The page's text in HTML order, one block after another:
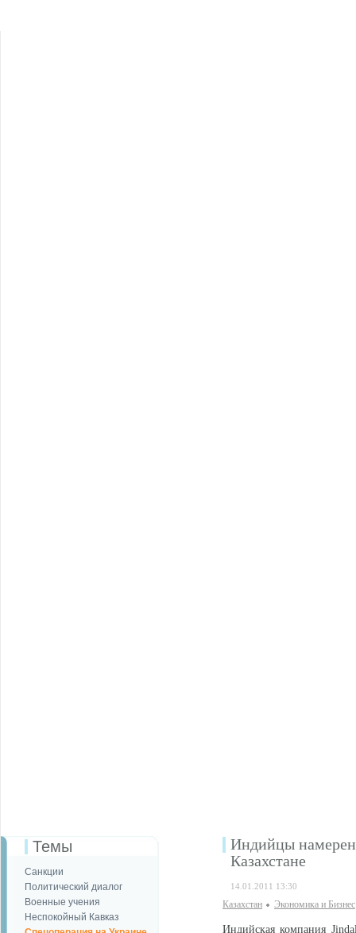
Темы
Санкции
Политический диалог
Военные учения
Неспокойный Кавказ
Индийцы
Казахстане
14.01.2011 13:30
Казахстан Экономика и Бизнес
Индийская компания